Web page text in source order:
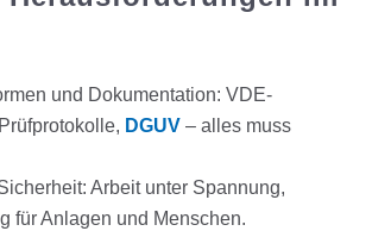
und Dokumentation: VDE-
DGUV– alles muss
Arbeit unter Spannung,
für Anlagen und Menschen.